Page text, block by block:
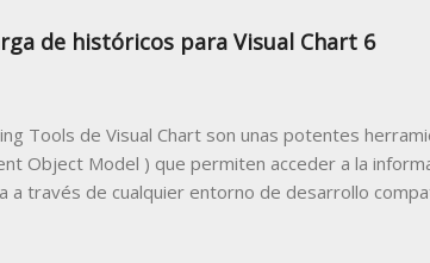
de históricos para Visual Chart 6
Tools de Visual Chart son unas potentes
Object Model ) que permiten acceder a la
a través de cualquier entorno de desarrollo
trabajar desde el programa cliente con los datos